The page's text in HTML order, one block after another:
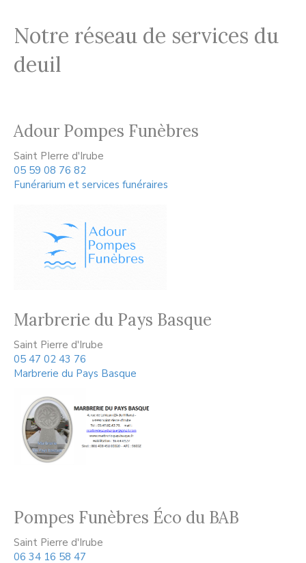
Notre réseau de services du
deuil
Adour Pompes Funèbres
Saint PIerre d'Irube
05 59 08 76 82
Funérarium et services funéraires
Marbrerie du Pays Basque
Saint Pierre d'Irube
05 47 02 43 76
Marbrerie du Pays Basque
Pompes Funèbres Éco du BAB
Saint Pierre d'Irube
06 34 16 58 47